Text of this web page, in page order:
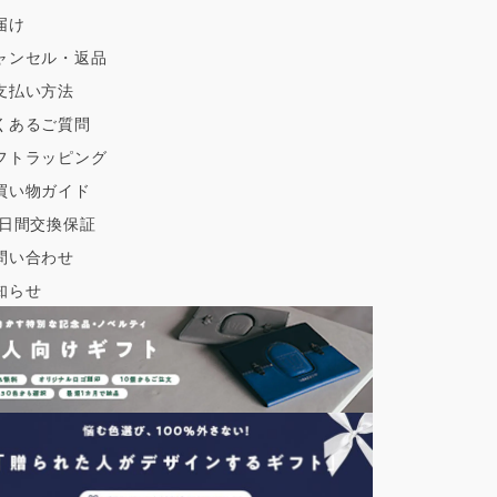
け
ンセル・返品
払い方法
あるご質問
トラッピング
い物ガイド
間交換保証
い合わせ
らせ